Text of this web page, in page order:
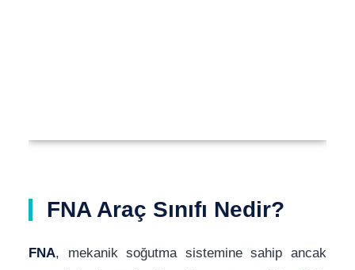
FNA Araç Sınıfı Nedir?
FNA, mekanik soğutma sistemine sahip ancak